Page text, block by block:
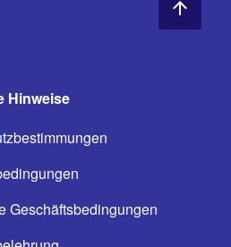
Hinweise
Geschäftsbedingungen